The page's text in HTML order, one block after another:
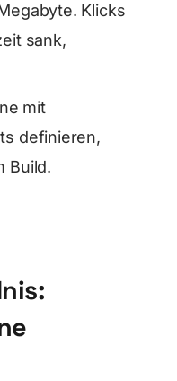
Klicks
sank,
mit
definieren,
Build.